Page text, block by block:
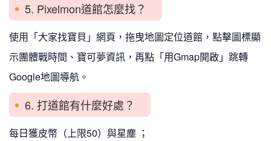
5. Pixelmon道館怎麼找？
使用「大家找寶貝」網頁，拖曳地圖定位道館，點擊圖標顯
示團體戰時間、寶可夢資訊，再點「用Gmap開啟」跳轉
Google地圖導航。
6. 打道館有什麼好處？
每日獲皮幣（上限50）與星塵 ；